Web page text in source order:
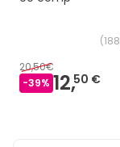
(188
20,50€
-39% 12,50 €